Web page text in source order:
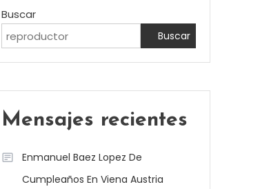
Buscar
Buscar
Mensajes recientes
Enmanuel Baez Lopez De
Cumpleaños En Viena Austria